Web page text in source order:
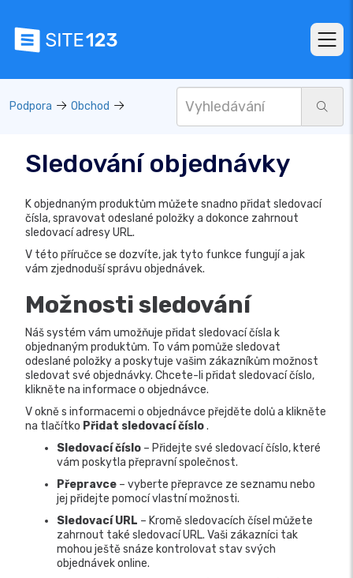
Podpora Obchod
Sledování objednávky
K objednaným produktům můžete snadno přidat sledovací
čísla, spravovat odeslané položky a dokonce zahrnout
sledovací adresy URL.
V této příručce se dozvíte, jak tyto funkce fungují a jak
vám zjednoduší správu objednávek.
Možnosti sledování
Náš systém vám umožňuje přidat sledovací čísla k
objednaným produktům. To vám pomůže sledovat
odeslané položky a poskytuje vašim zákazníkům možnost
sledovat své objednávky. Chcete-li přidat sledovací číslo,
klikněte na informace o objednávce.
V okně s informacemi o objednávce přejděte dolů a klikněte
na tlačítko Přidat sledovací číslo.
Sledovací číslo – Přidejte své sledovací číslo, které
vám poskytla přepravní společnost.
Přepravce – vyberte přepravce ze seznamu nebo
jej přidejte pomocí vlastní možnosti.
Sledovací URL – Kromě sledovacích čísel můžete
zahrnout také sledovací URL. Vaši zákazníci tak
mohou ještě snáze kontrolovat stav svých
objednávek online.